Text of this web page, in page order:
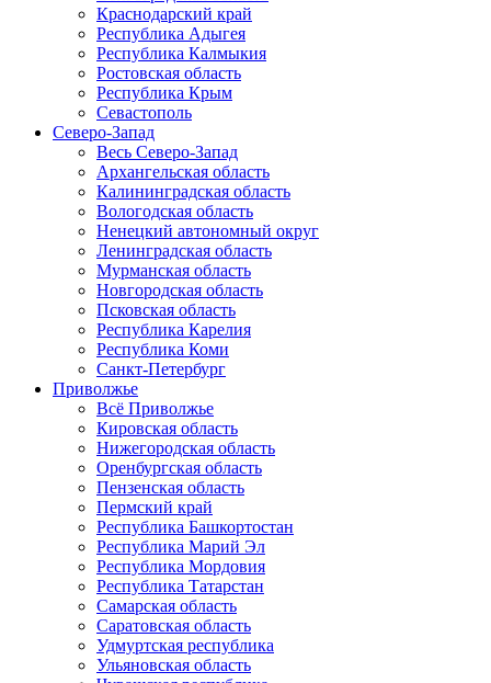
Краснодарский край
Республика Адыгея
Республика Калмыкия
Ростовская область
Республика Крым
Севастополь
Северо-Запад
Весь Северо-Запад
Архангельская область
Калининградская область
Вологодская область
Ненецкий автономный округ
Ленинградская область
Мурманская область
Новгородская область
Псковская область
Республика Карелия
Республика Коми
Санкт-Петербург
Приволжье
Всё Приволжье
Кировская область
Нижегородская область
Оренбургская область
Пензенская область
Пермский край
Республика Башкортостан
Республика Марий Эл
Республика Мордовия
Республика Татарстан
Самарская область
Саратовская область
Удмуртская республика
Ульяновская область